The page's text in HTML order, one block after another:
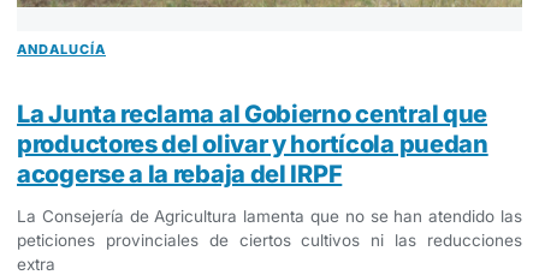
ANDALUCÍA
La Junta reclama al Gobierno central que
productores del olivar y hortícola puedan
acogerse a la rebaja del IRPF
La Consejería de Agricultura lamenta que no se han atendido las
peticiones provinciales de ciertos cultivos ni las reducciones
extra